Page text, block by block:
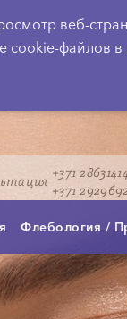
веб-
cookie-файлов
+371 28631414
+371
Флебология /